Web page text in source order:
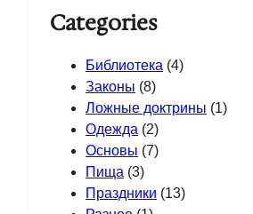
Categories
Библиотека (4)
Законы (8)
Ложные доктрины (1)
Одежда (2)
Основы (7)
Пища (3)
Праздники (13)